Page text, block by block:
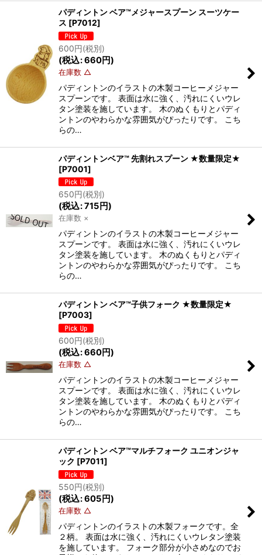
パディントン ベア™メジャースプーン スーツケー
ス [P7012]
600円(税別)
(税込:660円)
在庫数 △
パディントンのイラストの木製コーヒーメジャー
スプーンです。 表面は水に強く、汚れにくいウレ
タン塗装を施しています。 木のぬくもりとパディ
ントンのやわらかな雰囲気がぴったりです。 こち
らの…
パディントンベア™ 先割れスプーン ★数量限定★
[P7001]
650円(税別)
(税込:715 円)
在庫数 ×
パディントンのイラストの木製コーヒーメジャー
スプーンです。 表面は水に強く、汚れにくいウレ
タン塗装を施しています。 木のぬくもりとパディ
ントンのやわらかな雰囲気がぴったりです。 こち
らの…
パディントン ベア™子供フォーク ★数量限定★
[P7003]
600円(税別)
(税込:660円)
在庫数 △
パディントンのイラストの木製コーヒーメジャー
スプーンです。 表面は水に強く、汚れにくいウレ
タン塗装を施しています。 木のぬくもりとパディ
ントンのやわらかな雰囲気がぴったりです。 こち
らの…
パディントン ベア™マルチフォーク ユニオンジャ
ック [P7011]
550円(税別)
(税込:605 円)
在庫数 △
パディントンのイラストの木製フォークです。全
２柄。 表面は水に強く、汚れにくいウレタン塗装
を施しています。 フォーク部分が小さめなのでお